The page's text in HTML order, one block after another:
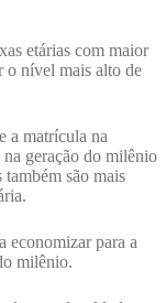
etárias com maior
o nível mais alto de
a matrícula na
geração do milênio
são mais
economizar para a
milênio.